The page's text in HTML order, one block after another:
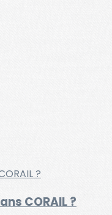
CORAIL ?